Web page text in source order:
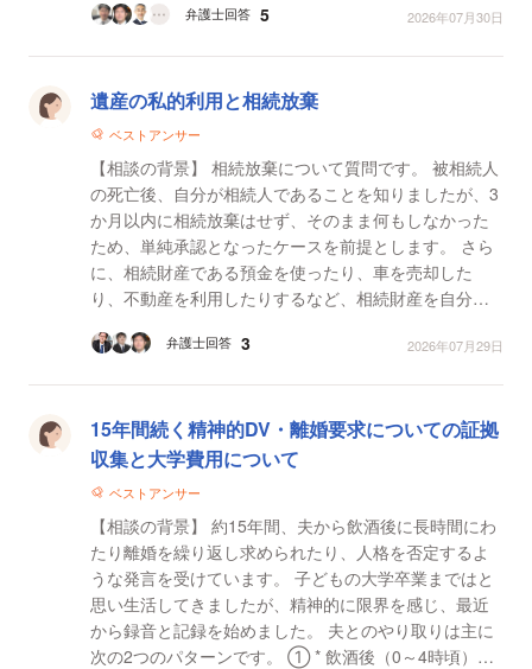
あ...
弁護士回答 5 2026年07月30日
遺産の私的利用と相続放棄
ベストアンサー
【相談の背景】 相続放棄について質問です。 被相続人
の死亡後、自分が相続人であることを知りましたが、3
か月以内に相続放棄はせず、そのまま何もしなかった
ため、単純承認となったケースを前提とします。 さら
に、相続財産である預金を使ったり、車を売却した
り、不動産を利用したりするなど、相続財産を自分の
弁護士回答 3 2026年07月29日
15年間続く精神的DV・離婚要求についての証拠
収集と大学費用について
ベストアンサー
【相談の背景】 約15年間、夫から飲酒後に長時間にわ
たり離婚を繰り返し求められたり、人格を否定するよ
うな発言を受けています。 子どもの大学卒業まではと
思い生活してきましたが、精神的に限界を感じ、最近
から録音と記録を始めました。 夫とのやり取りは主に
次の2つのパターンです。 ① * 飲酒後（0～4時頃）に